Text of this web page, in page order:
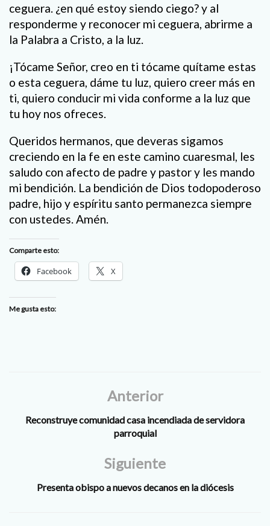
ceguera. ¿en qué estoy siendo ciego? y al
responderme y reconocer mi ceguera, abrirme a
la Palabra a Cristo, a la luz.
¡Tócame Señor, creo en ti tócame quítame estas
o esta ceguera, dáme tu luz, quiero creer más en
ti, quiero conducir mi vida conforme a la luz que
tu hoy nos ofreces.
Queridos hermanos, que deveras sigamos
creciendo en la fe en este camino cuaresmal, les
saludo con afecto de padre y pastor y les mando
mi bendición. La bendición de Dios todopoderoso
padre, hijo y espíritu santo permanezca siempre
con ustedes. Amén.
Comparte esto:
Facebook X
Me gusta esto:
Anterior
Reconstruye comunidad casa incendiada de servidora
parroquial
Siguiente
Presenta obispo a nuevos decanos en la diócesis